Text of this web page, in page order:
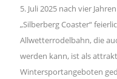
5. Juli 2025 nach vier
„Silberberg Coaster“
Allwetterrodelbahn, die
werden kann, ist als
Wintersportangeboten